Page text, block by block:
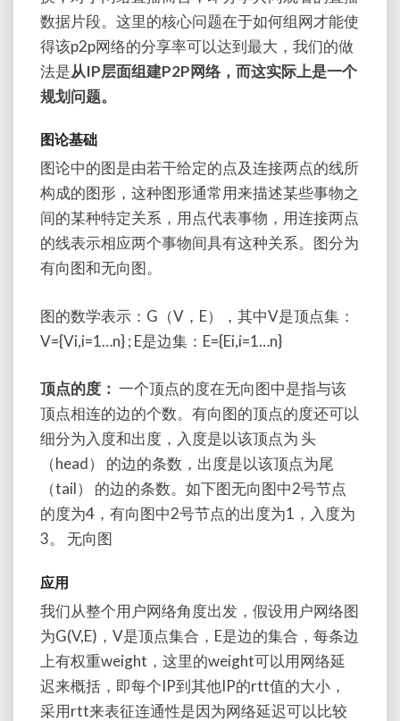
数据片段。这里的核心问题在于如何组网才能使
得该p2p网络的分享率可以达到最大，我们的做
法是从IP层面组建P2P网络，而这实际上是一个
规划问题。
图论基础
图论中的图是由若干给定的点及连接两点的线所
构成的图形，这种图形通常用来描述某些事物之
间的某种特定关系，用点代表事物，用连接两点
的线表示相应两个事物间具有这种关系。图分为
有向图和无向图。
图的数学表示：G（V，E），其中V是顶点集：
V={Vi,i=1…n} ; E是边集：E={Ei,i=1…n}
顶点的度： 一个顶点的度在无向图中是指与该
顶点相连的边的个数。有向图的顶点的度还可以
细分为入度和出度，入度是以该顶点为 头
（head） 的边的条数，出度是以该顶点为尾
（tail） 的边的条数。如下图无向图中2号节点
的度为4，有向图中2号节点的出度为1，入度为
3。 无向图
应用
我们从整个用户网络角度出发，假设用户网络图
为G(V,E)，V是顶点集合，E是边的集合，每条边
上有权重weight，这里的weight可以用网络延
迟来概括，即每个IP到其他IP的rtt值的大小，
采用rtt来表征连通性是因为网络延迟可以比较